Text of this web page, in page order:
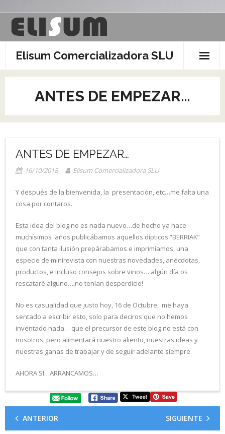
Saltar
contenido
Elisum Comercializadora SLU
ANTES DE EMPEZAR…
ANTES DE EMPEZAR…
16/10/2018 Elisum Comercializadora SLU
Y después de la bienvenida, la presentación, etc…me falta una
cosa por contaros.
Esta idea del blog no es nada nuevo…de hecho ya hace
muchísimos años publicábamos aquellos dípticos “BERRIAK”
que con tanta ilusión prepárabamos e imprimíamos, una
especie de minirevista con nuestras novedades, anécdotas,
productos, e incluso consejos sobre vinos… algún día os
rescataré alguno…¡no tenían desperdicio!
No es casualidad que justo hoy, 16 de Octubre, me haya
sentado a escribir esto, solo para deciros que no hemos
inventado nada… que el precursor de este blog no está con
nosotros, pero alimentará nuestro aliento, nuestras ideas y
nuestras ganas de trabajar y de seguir adelante siempre.
AHORA SI…ARRANCAMOS…
ANTERIOR SIGUIENTE